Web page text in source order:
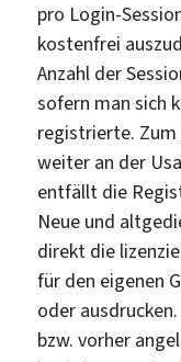
pro Login-
kostenfrei
Anzahl der
sofern man sich
registrierte. Zum
weiter an der
entfällt die
Neue und
direkt die
für den eigenen
oder
bzw. vorher